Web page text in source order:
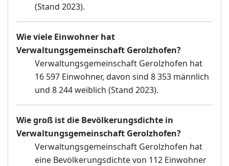
(Stand 2023).
Wie viele Einwohner hat
Verwaltungsgemeinschaft Gerolzhofen?
Verwaltungsgemeinschaft Gerolzhofen hat
16 597 Einwohner, davon sind 8 353 männlich
und 8 244 weiblich (Stand 2023).
Wie groß ist die Bevölkerungsdichte in
Verwaltungsgemeinschaft Gerolzhofen?
Verwaltungsgemeinschaft Gerolzhofen hat
eine Bevölkerungsdichte von 112 Einwohner